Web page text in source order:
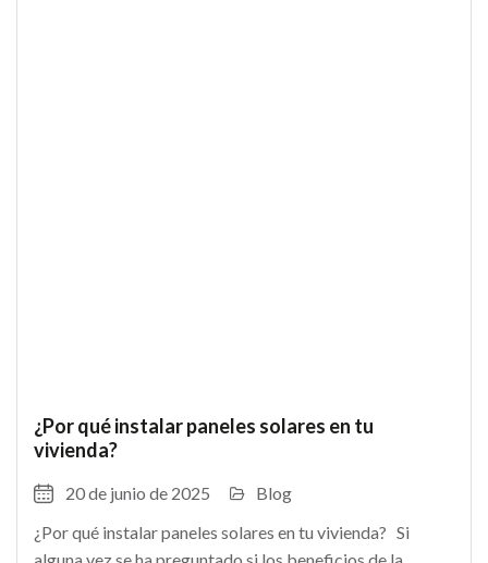
¿Por qué instalar paneles solares en tu
vivienda?
20 de junio de 2025
Blog
¿Por qué instalar paneles solares en tu vivienda? Si